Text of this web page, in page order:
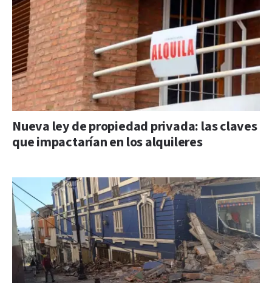
Nueva ley de propiedad privada: las claves
que impactarían en los alquileres